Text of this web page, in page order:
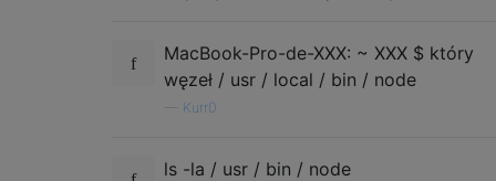
MacBook-Pro-de-XXX: ~ XXX $ który
węzeł / usr / local / bin / node
Kurr0
ls -la / usr / bin / node